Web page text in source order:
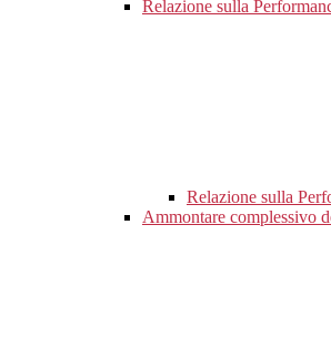
Relazione sulla
Relazione sulla
Ammontare complessivo